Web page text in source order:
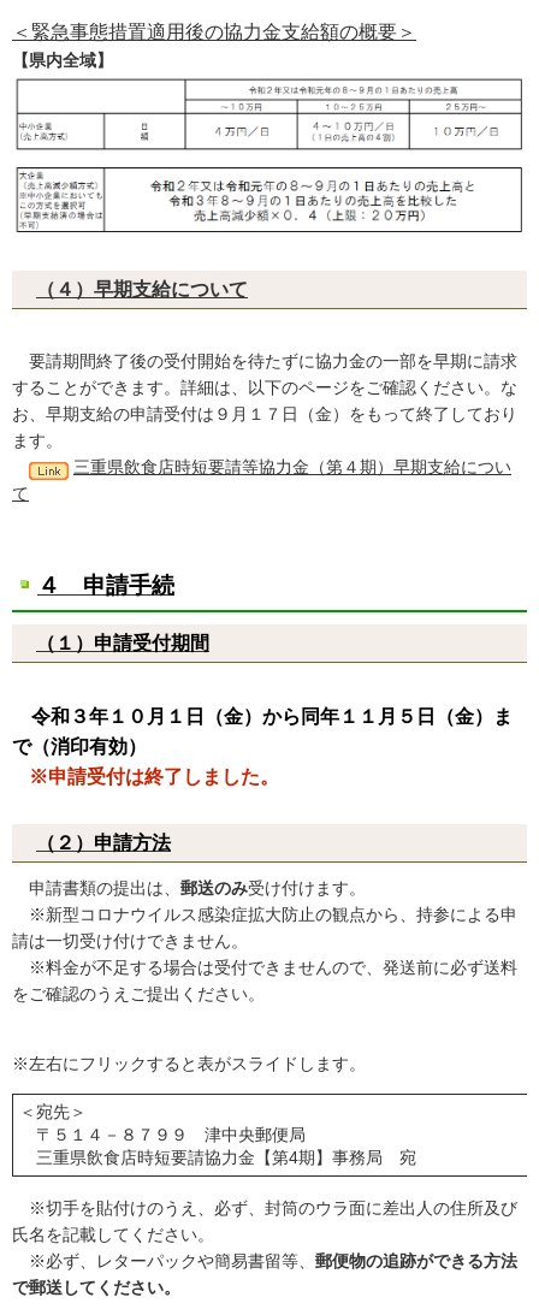
＜緊急事態措置適用後の協力金支給額の概要＞
【県内全域】
（４）早期支給について
要請期間終了後の受付開始を待たずに協力金の一部を早期に請求
することができます。詳細は、以下のページをご確認ください。な
お、早期支給の申請受付は９月１７日（金）をもって終了しており
ます。
三重県飲食店時短要請等協力金（第４期）早期支給につい
て
４ 申請手続
（１）申請受付期間
令和３年１０月１日（金）から同年１１月５日（金）ま
で（消印有効）
※申請受付は終了しました。
（２）申請方法
申請書類の提出は、 郵送のみ受け付けます。
※新型コロナウイルス感染症拡大防止の観点から、持参による申
請は一切受け付けできません。
※料金が不足する場合は受付できませんので、発送前に必ず送料
をご確認のうえご提出ください。
※左右にフリックすると表がスライドします。
＜宛先＞
〒５１４－８７９９ 津中央郵便局
三重県飲食店時短要請協力金【第4期】事務局 宛
※切手を貼付けのうえ、必ず、封筒のウラ面に差出人の住所及び
氏名を記載してください。
※必ず、レターパックや簡易書留等、 郵便物の追跡ができる方法
で郵送してください。